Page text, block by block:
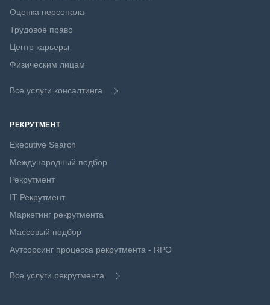
Оценка персонала
Трудовое право
Центр карьеры
Физическим лицам
Все услуги консалтинга
РЕКРУТМЕНТ
Executive Search
Международный подбор
Рекрутмент
IT Рекрутмент
Маркетинг рекрутмента
Массовый подбор
Аутсорсинг процесса рекрутмента - RPO
Все услуги рекрутмента